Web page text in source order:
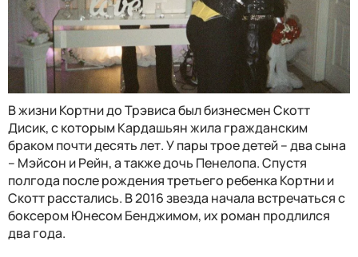
В жизни Кортни до Трэвиса был бизнесмен Скотт
Дисик, с которым Кардашьян жила гражданским
браком почти десять лет. У пары трое детей – два сына
– Мэйсон и Рейн, а также дочь Пенелопа. Спустя
полгода после рождения третьего ребенка Кортни и
Скотт расстались. В 2016 звезда начала встречаться с
боксером Юнесом Бенджимом, их роман продлился
два года.